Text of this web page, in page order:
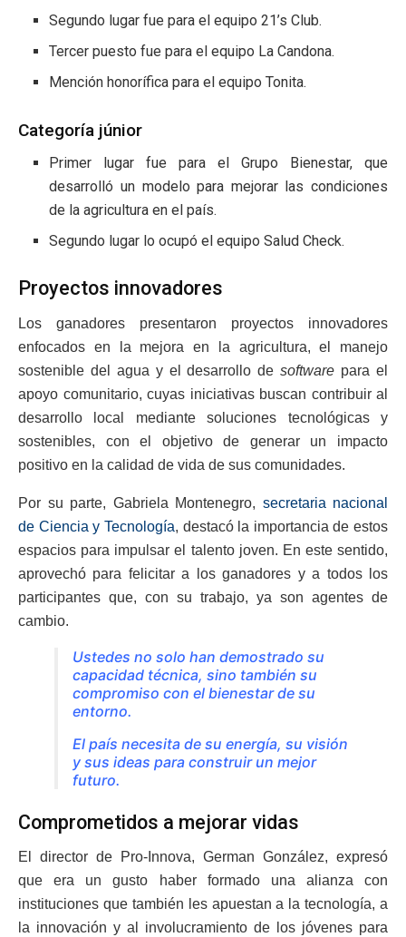
Segundo lugar fue para el equipo 21’s Club.
Tercer puesto fue para el equipo La Candona.
Mención honorífica para el equipo Tonita.
Categoría júnior
Primer lugar fue para el Grupo Bienestar, que
desarrolló un modelo para mejorar las condiciones
de la agricultura en el país.
Segundo lugar lo ocupó el equipo Salud Check.
Proyectos innovadores
Los ganadores presentaron proyectos innovadores
enfocados en la mejora en la agricultura, el manejo
sostenible del agua y el desarrollo desoftware para el
apoyo comunitario, cuyas iniciativas buscan contribuir al
desarrollo local mediante soluciones tecnológicas y
sostenibles, con el objetivo de generar un impacto
positivo en la calidad de vida de sus comunidades.
Por su parte, Gabriela Montenegro, secretaria nacional
de Ciencia y Tecnología, destacó la importancia de estos
espacios para impulsar el talento joven. En este sentido,
aprovechó para felicitar a los ganadores y a todos los
participantes que, con su trabajo, ya son agentes de
cambio.
Ustedes no solo han demostrado su
capacidad técnica, sino también su
compromiso con el bienestar de su
entorno.
El país necesita de su energía, su visión
y sus ideas para construir un mejor
futuro.
Comprometidos a mejorar vidas
El director de Pro-Innova, German González, expresó
que era un gusto haber formado una alianza con
instituciones que también les apuestan a la tecnología, a
la innovación y al involucramiento de los jóvenes para